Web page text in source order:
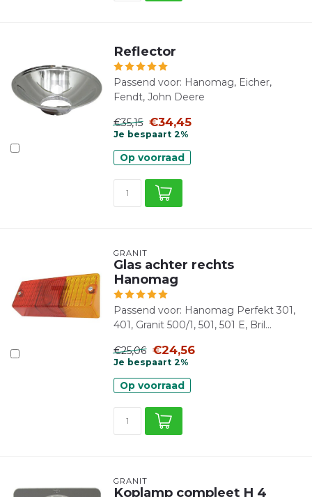
Reflector
Passend voor: Hanomag, Eicher,
Fendt, John Deere
€35,15 €34,45
Je bespaart 2%
Op voorraad
GRANIT
Glas achter rechts
Hanomag
Passend voor: Hanomag Perfekt 301,
401, Granit 500/1, 501, 501 E, Bril...
€25,06 €24,56
Je bespaart 2%
Op voorraad
GRANIT
Koplamp compleet H 4